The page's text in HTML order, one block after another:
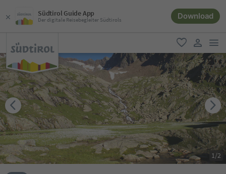
Südtirol Guide App
Der digitale Reisebegleiter Südtirols Download
favorit
user link
1/2